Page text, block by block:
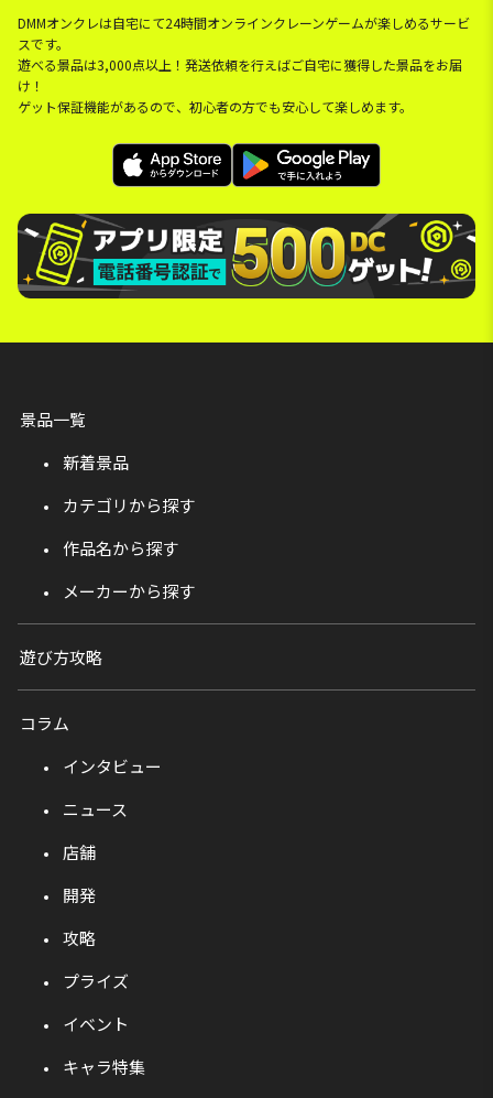
DMMオンクレは自宅にて24時間オンラインクレーンゲームが楽しめるサービ
スです。
遊べる景品は3,000点以上！発送依頼を行えばご自宅に獲得した景品をお届
け！
ゲット保証機能があるので、初心者の方でも安心して楽しめます。
景品一覧
新着景品
カテゴリから探す
作品名から探す
メーカーから探す
遊び方攻略
コラム
インタビュー
ニュース
店舗
開発
攻略
プライズ
イベント
キャラ特集